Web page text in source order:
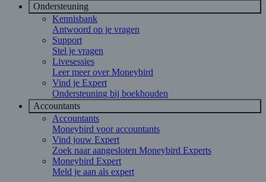
Ondersteuning
Kennisbank
Antwoord op je vragen
Support
Stel je vragen
Livesessies
Leer meer over Moneybird
Vind je Expert
Ondersteuning bij boekhouden
Accountants
Accountants
Moneybird voor accountants
Vind jouw Expert
Zoek naar aangesloten Moneybird Experts
Moneybird Expert
Meld je aan als expert